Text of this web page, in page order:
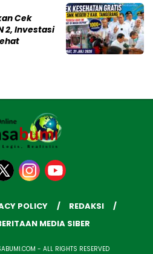
Cek
2, Investasi
POLICY
REDAKSI
MEDIA SIBER
- ALL RIGHTS RESERVED